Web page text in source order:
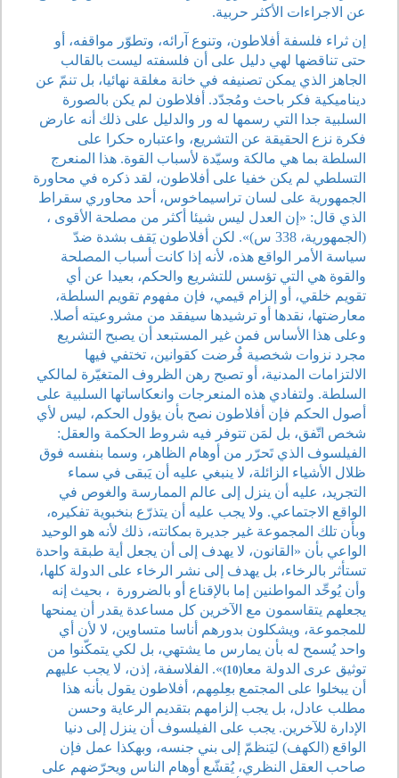
عن الاجراءات الأكثر حربية.
إن ثراء فلسفة أفلاطون، وتنوع آرائه، وتطوّر مواقفه، أو
حتى تناقضها لهي دليل على أن فلسفته ليست بالقالب
الجاهز الذي يمكن تصنيفه في خانة مغلقة نهائيا، بل تنمّ عن
ديناميكية فكر باحث ومُجدّد. أفلاطون لم يكن بالصورة
السلبية جدا التي رسمها له ور والدليل على ذلك أنه عارض
فكرة نزع الحقيقة عن التشريع، واعتباره حكرا على
السلطة بما هي مالكة وسيّدة لأسباب القوة. هذا المنعرج
التسلطي لم يكن خفيا على أفلاطون، لقد ذكره في محاورة
الجمهورية على لسان تراسيماخوس، أحد محاوري سقراط
الذي قال: «إن العدل ليس شيئا أكثر من مصلحة الأقوى ،
(الجمهورية، 338 س)». لكن أفلاطون يَقف بشدة ضدّ
سياسة الأمر الواقع هذه، لأنه إذا كانت أسباب المصلحة
والقوة هي التي تؤسس للتشريع والحكم، بعيدا عن أي
تقويم خلقي، أو إلزام قيمي، فإن مفهوم تقويم السلطة،
معارضتها، نقدها أو ترشيدها سيفقد من مشروعيته أصلا.
وعلى هذا الأساس فمن غير المستبعد أن يصبح التشريع
مجرد نزوات شخصية فُرضت كقوانين، تختفي فيها
الالتزامات المدنية، أو تصبح رهن الظروف المتغيّرة لمالكي
السلطة. ولتفادي هذه المنعرجات وانعكاساتها السلبية على
أصول الحكم فإن أفلاطون نصح بأن يؤول الحكم، ليس لأي
شخص اتّفق، بل لمَن تتوفر فيه شروط الحكمة والعقل:
الفيلسوف الذي تَحرّر من أوهام الظاهر، وسما بنفسه فوق
ظلال الأشياء الزائلة، لا ينبغي عليه أن يَبقى في سماء
التجريد، عليه أن ينزل إلى عالم الممارسة والغوص في
الواقع الاجتماعي. ولا يجب عليه أن يتذرّع بنخبوية تفكيره،
وبأن تلك المجموعة غير جديرة بمكانته، ذلك لأنه هو الوحيد
الواعي بأن «القانون، لا يهدف إلى أن يجعل أية طبقة واحدة
تستأثر بالرخاء، بل يهدف إلى نشر الرخاء على الدولة كلها،
وأن يُوحِّد المواطنين إما بالإقناع أو بالضرورة ، بحيث إنه
يجعلهم يتقاسمون مع الآخرين كل مساعدة يقدر أن يمنحها
للمجموعة، ويشكلون بدورهم أناسا متساوين، لا لأن أي
واحد يُسمح له بأن يمارس ما يشتهي، بل لكي يتمكّنوا من
توثيق عرى الدولة معا(10)
». الفلاسفة، إذن، لا يجب عليهم
أن يبخلوا على المجتمع بعِلمِهم، أفلاطون يقول بأنه هذا
مطلب عادل، بل يجب إلزامهم بتقديم الرعاية وحسن
الإدارة للآخرين. يجب على الفيلسوف أن ينزل إلى دنيا
الواقع (الكهف) ليَنظمّ إلى بني جنسه، وبهكذا عمل فإن
صاحب العقل النظري، يُقشّع أوهام الناس ويحرّضهم على